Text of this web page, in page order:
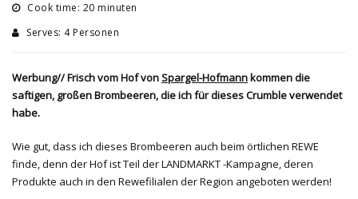
Cook time: 20 minuten
Serves: 4 Personen
Werbung// Frisch vom Hof vonSpargel-Hofmann kommen die
saftigen, großen Brombeeren, die ich für dieses Crumble verwendet
habe.
Wie gut, dass ich dieses Brombeeren auch beim örtlichen REWE
finde, denn der Hof ist Teil der LANDMARKT -Kampagne, deren
Produkte auch in den Rewefilialen der Region angeboten werden!